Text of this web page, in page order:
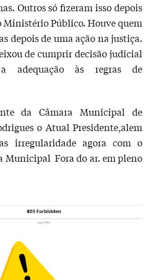
Outros só fizeram isso depois
Ministério Público. Houve quem
depois de uma ação na justiça.
de cumprir decisão judicial
a adequação às regras de
da Câmara Municipal de
o Atual Presidente,alem
irregularidade agora com o
Municipal Fora do ar. em pleno